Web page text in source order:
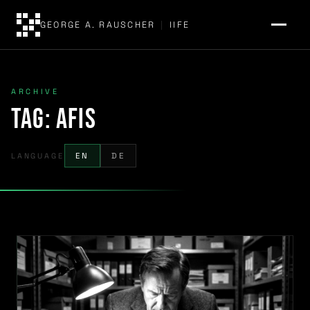
GEORGE A. RAUSCHER | IIFE
ARCHIVE
Tag:AFIS
LANGUAGE EN DE